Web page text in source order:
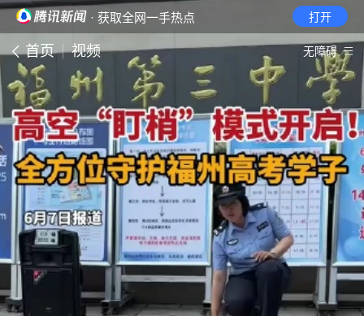
· 获取全网一手热点 打开
首页 视频 无障碍